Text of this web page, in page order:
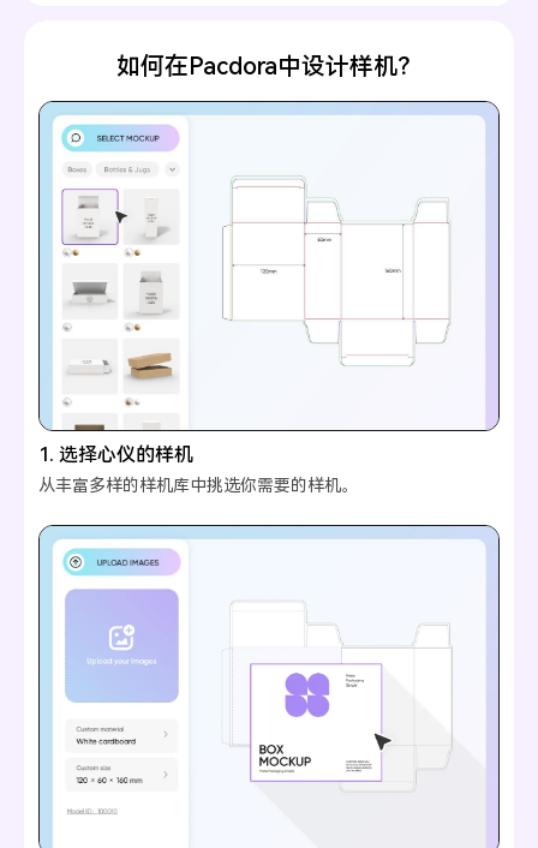
如何在Pacdora中设计样机？
1. 选择心仪的样机
从丰富多样的样机库中挑选你需要的样机。